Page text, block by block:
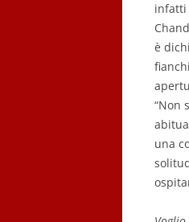
infatti
è
“Non
una